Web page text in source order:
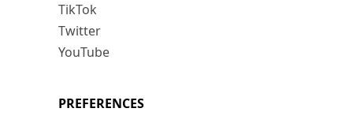
TikTok
Twitter
YouTube
PREFERENCES